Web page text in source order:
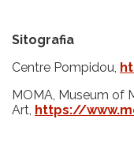
Sitografia
Centre Pompidou,
MOMA, Museum of
Art, https://